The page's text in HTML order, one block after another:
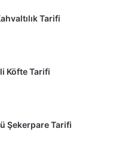
Tarifi
Köfte Tarifi
Şekerpare Tarifi